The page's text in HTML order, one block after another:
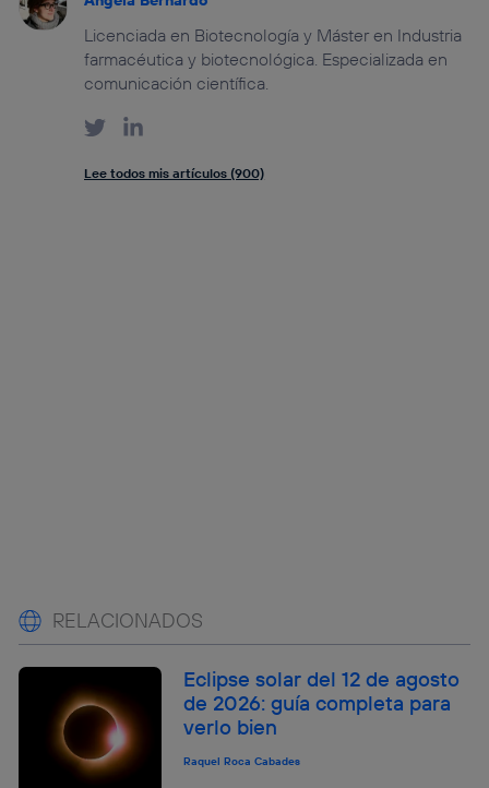
Licenciada en Biotecnología y Máster en Industria
farmacéutica y biotecnológica. Especializada en
comunicación científica.
Lee todos mis artículos (900)
RELACIONADOS
Eclipse solar del 12 de agosto
de 2026: guía completa para
verlo bien
Raquel Roca Cabades